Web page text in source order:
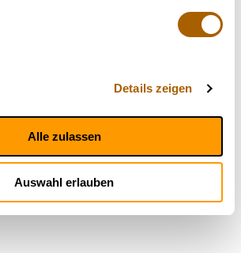
Details zeigen
Alle zulassen
Auswahl erlauben